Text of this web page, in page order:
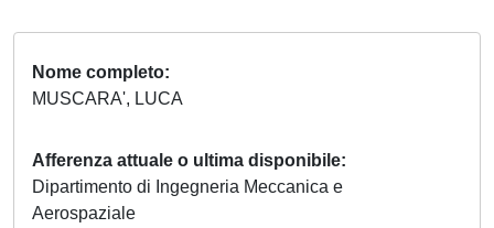
Nome completo
MUSCARA', LUCA
Afferenza attuale o ultima disponibile
Dipartimento di Ingegneria Meccanica e
Aerospaziale